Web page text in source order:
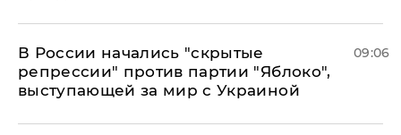
В России начались "скрытые
репрессии" против партии "Яблоко",
выступающей за мир с Украиной
09:06